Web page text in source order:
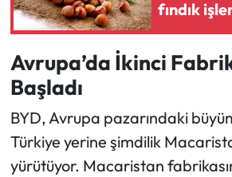
fındık
Avrupa’da İkinci
Başladı
BYD, Avrupa pazarındaki
Türkiye yerine şimdilik
yürütüyor. Macaristan